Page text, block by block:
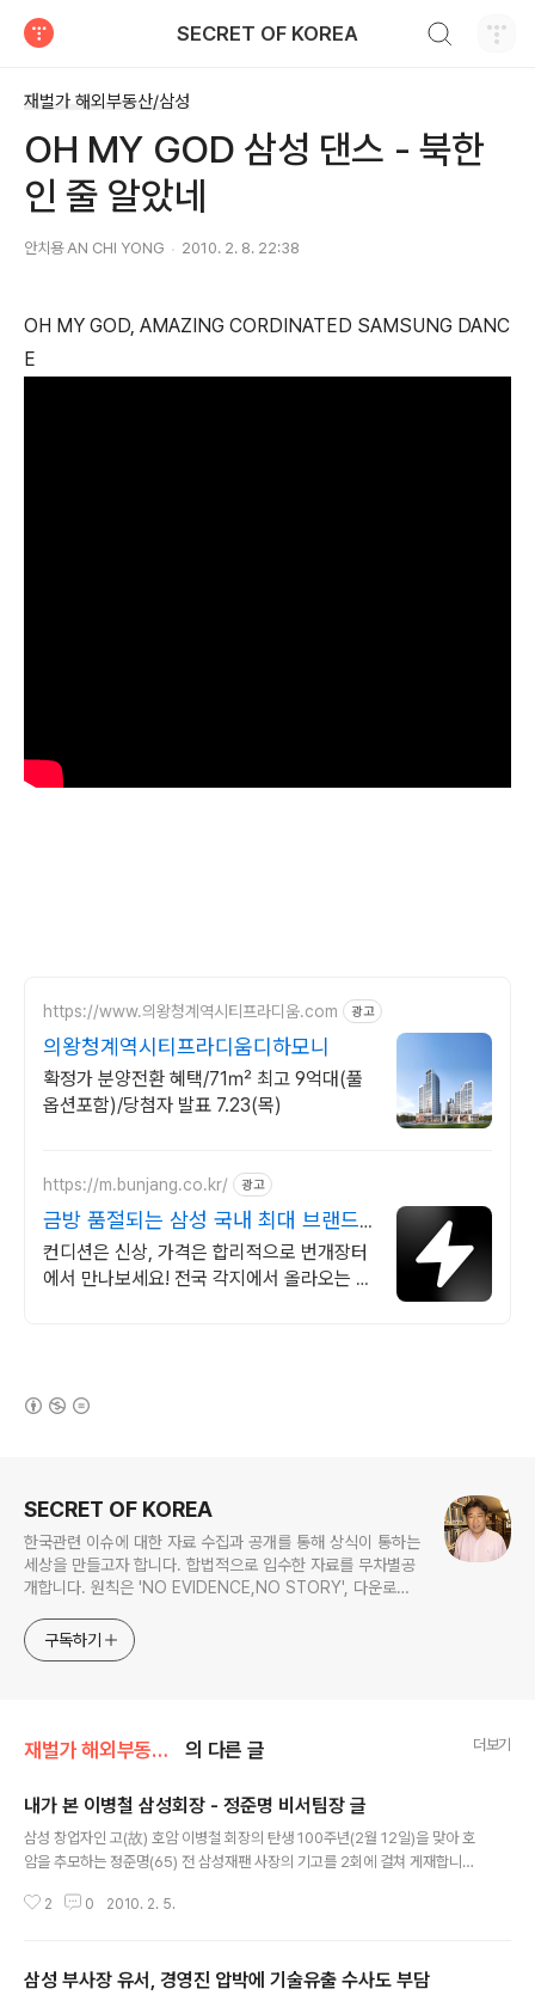
SECRET OF KOREA
재벌가 해외부동산/삼성
OH MY GOD 삼성 댄스 - 북한
인 줄 알았네
안치용 AN CHI YONG 2010. 2. 8. 22:38
OH MY GOD, AMAZING CORDINATED SAMSUNG DANC
E
https://www.의왕청계역시티프라디움.com 광고
의왕청계역시티프라디움디하모니
확정가 분양전환 혜택/71㎡ 최고 9억대(풀
옵션포함)/당첨자 발표 7.23(목)
https://m.bunjang.co.kr/ 광고
금방 품절되는 삼성 국내 최대 브랜드
중고거래
컨디션은 신상, 가격은 합리적으로 번개장터
에서 만나보세요! 전국 각지에서 올라오는 전
SECRET OF KOREA
한국관련 이슈에 대한 자료 수집과 공개를 통해 상식이 통하는
세상을 만들고자 합니다. 합법적으로 입수한 자료를 무차별공
개합니다. 원칙은 'NO EVIDENCE,NO STORY', 다운로드
jesim56@gmail.com, 안보일때는 구글리더나 RSS로!!
구독하기
재벌가 해외부동산/삼성 의 다른 글 더보기
내가 본 이병철 삼성회장 - 정준명 비서팀장 글
삼성 창업자인 고(故) 호암 이병철 회장의 탄생 100주년(2월 12일)을 맞아 호
암을 추모하는 정준명(65) 전 삼성재팬 사장의 기고를 2회에 걸쳐 게재합니다.
동안 호암의 지근거리에서 근무했습니다. 호암을 가까이에서 보좌하면서 갖가
ml?ctg=1100&cloc=home|list|list2 ◆호암은 한국 현대경영의 아버지 우
2 0 2010. 2. 5.
삼성 부사장 유서, 경영진 압박에 기술유출 수사도 부담